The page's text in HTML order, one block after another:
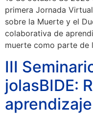
primera Jornada
sobre la Muerte y el
colaborativa de
muerte como parte de
III
jolasBIDE: